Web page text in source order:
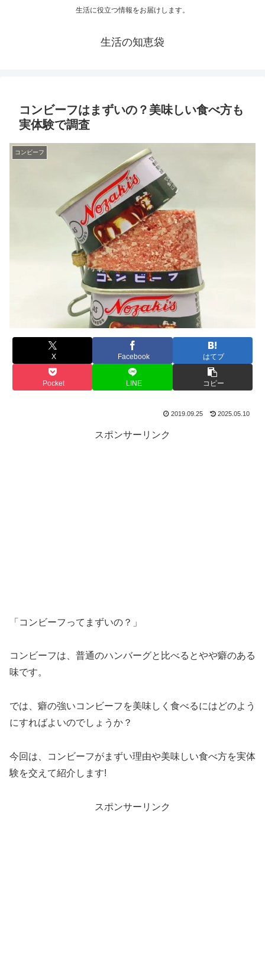
生活に役立つ情報をお届けします。
生活の知恵袋
コンビーフはまずいの？美味しい食べ方も
実体験で調査
コンビーフ
X Facebook はてブ
Pocket LINE コピー
2019.09.25 2025.05.10
スポンサーリンク
「コンビーフってまずいの？」
コンビーフは、普通のハンバーグと比べるとやや癖のある
味です。
では、癖の強いコンビーフを美味しく食べるにはどのよう
にすればよいのでしょうか？
今回は、コンビーフがまずい理由や美味しい食べ方を実体
験を交えて紹介します!
スポンサーリンク